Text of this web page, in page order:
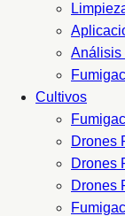
Análisis
Cultivos
Drones
Drones
Drones